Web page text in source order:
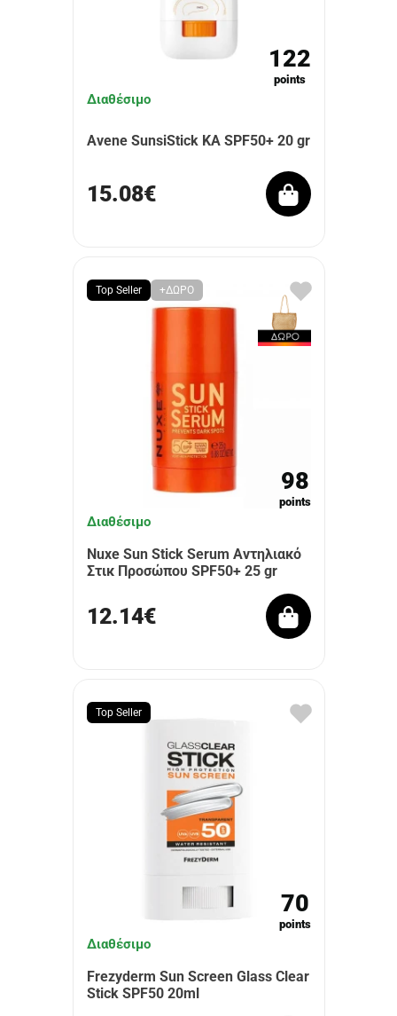
122
points
Διαθέσιμο
Avene SunsiStick KA SPF50+ 20 gr
15.08€
Top Seller +ΔΩΡΟ
98
points
Διαθέσιμο
Nuxe Sun Stick Serum Αντηλιακό
Στικ Προσώπου SPF50+ 25 gr
12.14€
Top Seller
70
points
Διαθέσιμο
Frezyderm Sun Screen Glass Clear
Stick SPF50 20ml